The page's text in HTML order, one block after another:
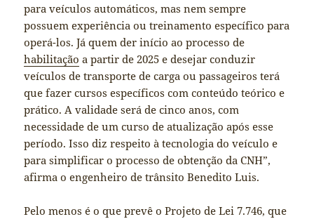
para veículos automáticos, mas nem sempre
possuem experiência ou treinamento específico para
operá-los. Já quem der início ao processo de
habilitação a partir de 2025 e desejar conduzir
veículos de transporte de carga ou passageiros terá
que fazer cursos específicos com conteúdo teórico e
prático. A validade será de cinco anos, com
necessidade de um curso de atualização após esse
período. Isso diz respeito à tecnologia do veículo e
para simplificar o processo de obtenção da CNH”,
afirma o engenheiro de trânsito Benedito Luis.
Pelo menos é o que prevê o Projeto de Lei 7.746, que